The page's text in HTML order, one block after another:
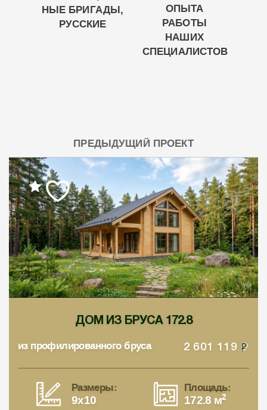
НЫЕ БРИГАДЫ,
РУССКИЕ
ОПЫТА
РАБОТЫ
НАШИХ
СПЕЦИАЛИСТОВ
ПРЕДЫДУЩИЙ ПРОЕКТ
ДОМ ИЗ БРУСА 172.8
из профилированного бруса 2 601 119
Размеры:
9x10
Площадь:
172.8 м2